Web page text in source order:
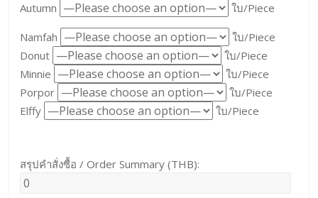
Autumn
ใบ/Piece
Namfah
ใบ/Piece
Donut
ใบ/Piece
Minnie
ใบ/Piece
Porpor
ใบ/Piece
Elffy
ใบ/Piece
สรุปคำสั่งซื้อ / Order Summary (THB):